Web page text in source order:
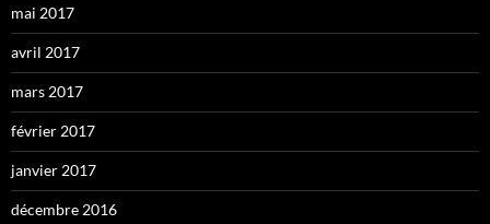
mai 2017
avril 2017
mars 2017
février 2017
janvier 2017
décembre 2016